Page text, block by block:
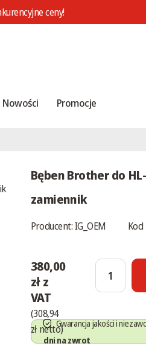
ceny!
Nowości Promocje
Bęben Brother do
zamiennik
Producent:IG_OEM
380,00
zł z
VAT
(308,94
zł netto)Gwarancja jakości i
dni na zwrot